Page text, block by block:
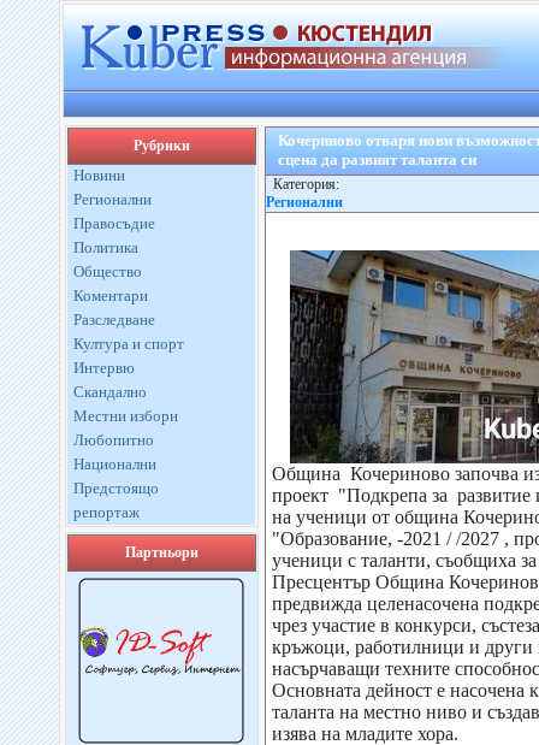
Рубрики
Новини
Регионални
Правосъдие
Политика
Общество
Коментари
Разследване
Култура и спорт
Интервю
Скандално
Местни избори
Любопитно
Национални
Предстоящо
репортаж
Партньори
Кочериново отваря нови
сцена да развият таланта си
Категория:
Регионални
Община Кочериново започва
проект "Подкрепа за развитие
на ученици от община
"Образование, -2021 / /2027 ,
ученици с таланти, съобщиха
Пресцентър Община
предвижда целенасочена
чрез участие в конкурси,
кръжоци, работилници и
насърчаващи техните
Основната дейност е насочена
таланта на местно ниво и
изява на младите хора.